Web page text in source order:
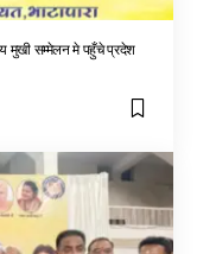
मुखी सम्मेलन मे पहुँचे प्रदेश